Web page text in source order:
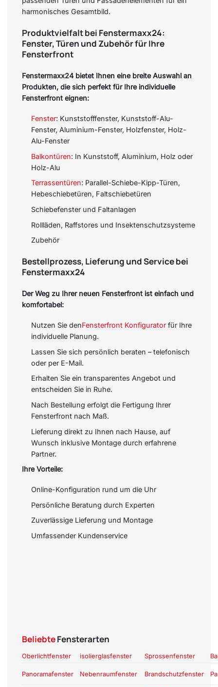
harmonisches Gesamtbild.
Produktvielfalt bei Fenstermaxx24:
Fenster, Türen und Zubehör für Ihre
Fensterfront
Fenstermaxx24 bietet Ihnen eine breite Auswahl an
Produkten, die sich perfekt für Ihre individuelle
Fensterfront eignen:
Fenster: Kunststofffenster, Kunststoff-Alu-
Fenster, Aluminium-Fenster, Holzfenster, Holz-
Alu-Fenster
Balkontüren: In Kunststoff, Aluminium, Holz oder
Holz-Alu
Terrassentüren: Parallel-Schiebe-Kipp-Türen,
Hebeschiebetüren, Faltschiebetüren
Schiebefenster und Faltanlagen
Rollläden, Raffstores und Insektenschutzsysteme
Zubehör
Bestellprozess, Lieferung und Service bei
Fenstermaxx24
Der Weg zu Ihrer neuen Fensterfront ist einfach und
komfortabel:
Nutzen Sie denFensterfront Konfiguratorfür Ihre
individuelle Planung.
Lassen Sie sich persönlich beraten – telefonisch
oder per E-Mail.
Erhalten Sie ein transparentes Angebot und
entscheiden Sie in Ruhe.
Nach Bestellung erfolgt die Fertigung Ihrer
Fensterfront nach Maß.
Lieferung direkt zu Ihnen nach Hause, auf
Wunsch inklusive Montage durch erfahrene
Partner.
Ihre Vorteile:
Online-Konfiguration rund um die Uhr
Persönliche Beratung durch Experten
Zuverlässige Lieferung und Montage
Umfassender Kundenservice
BeliebteFensterarten
Oberlichtfenster isolierglasfenster Sprossenfenster
Panoramafenster Nebenraumfenster Brandschutzfenster